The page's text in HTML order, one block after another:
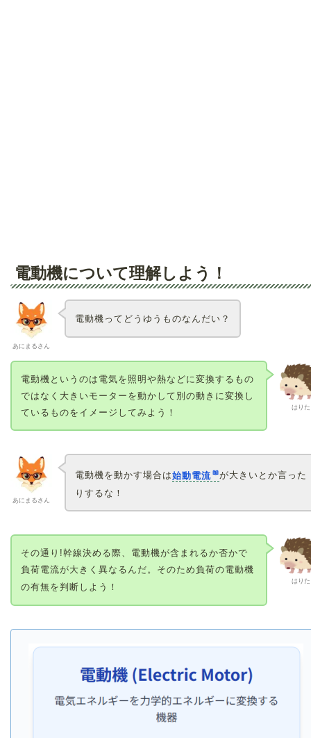
電動機について理解しよう！
あにまるさん
電動機ってどうゆうものなんだい？
はりた
電動機というのは電気を照明や熱などに変換するもの
ではなく大きいモーターを動かして別の動きに変換し
ているものをイメージしてみよう！
あにまるさん
電動機を動かす場合は始動電流
が大きいとか言った
りするな！
はりた
その通り!幹線決める際、電動機が含まれるか否かで
負荷電流が大きく異なるんだ。そのため負荷の電動機
の有無を判断しよう！